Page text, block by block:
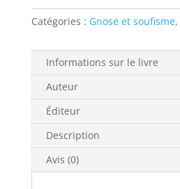
Catégories : Gnose et soufisme,
Informations sur le livre
Auteur
Éditeur
Description
Avis (0)